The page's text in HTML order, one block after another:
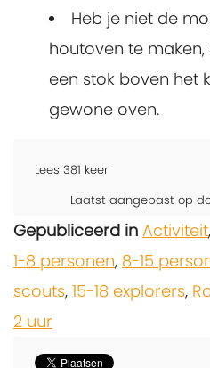
Heb je niet de
houtoven te
een stok boven het
gewone oven.
Lees 381 keer
Laatst aangepast op
Gepubliceerd in Activiteit,
1-8 personen, 8-15
scouts, 15-18 explorers,
2 uur